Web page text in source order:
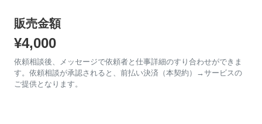
販売金額
¥4,000
依頼相談後、メッセージで依頼者と仕事詳細のすり合わせができま
す。依頼相談が承認されると、前払い決済（本契約）→サービスの
ご提供となります。